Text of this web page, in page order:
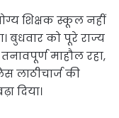
शिक्षक स्कूल नहीं
बुधवार को पूरे राज्य
माहौल रहा,
की
दिया।